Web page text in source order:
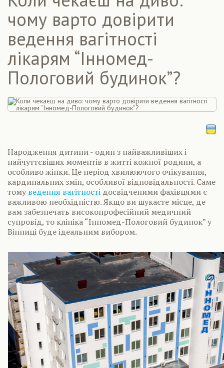
чому варто довірити
ведення вагітності
лікарям “Інномед-
Пологовий будинок”?
Народження дитини - один з найважливіших і
найчуттєвіших моментів в житті кожної родини, а
особливо жінки. Це період хвилюючого очікування,
кардинальних змін, особливої відповідальності. Саме
тому ведення вагітності досвідченими фахівцями є
важливою необхідністю. Якщо ви шукаєте місце, де
вам забезпечать високопрофесійний медичний
супровід, то клініка “Інномед-Пологовий будинок” у
Вінниці буде ідеальним вибором.